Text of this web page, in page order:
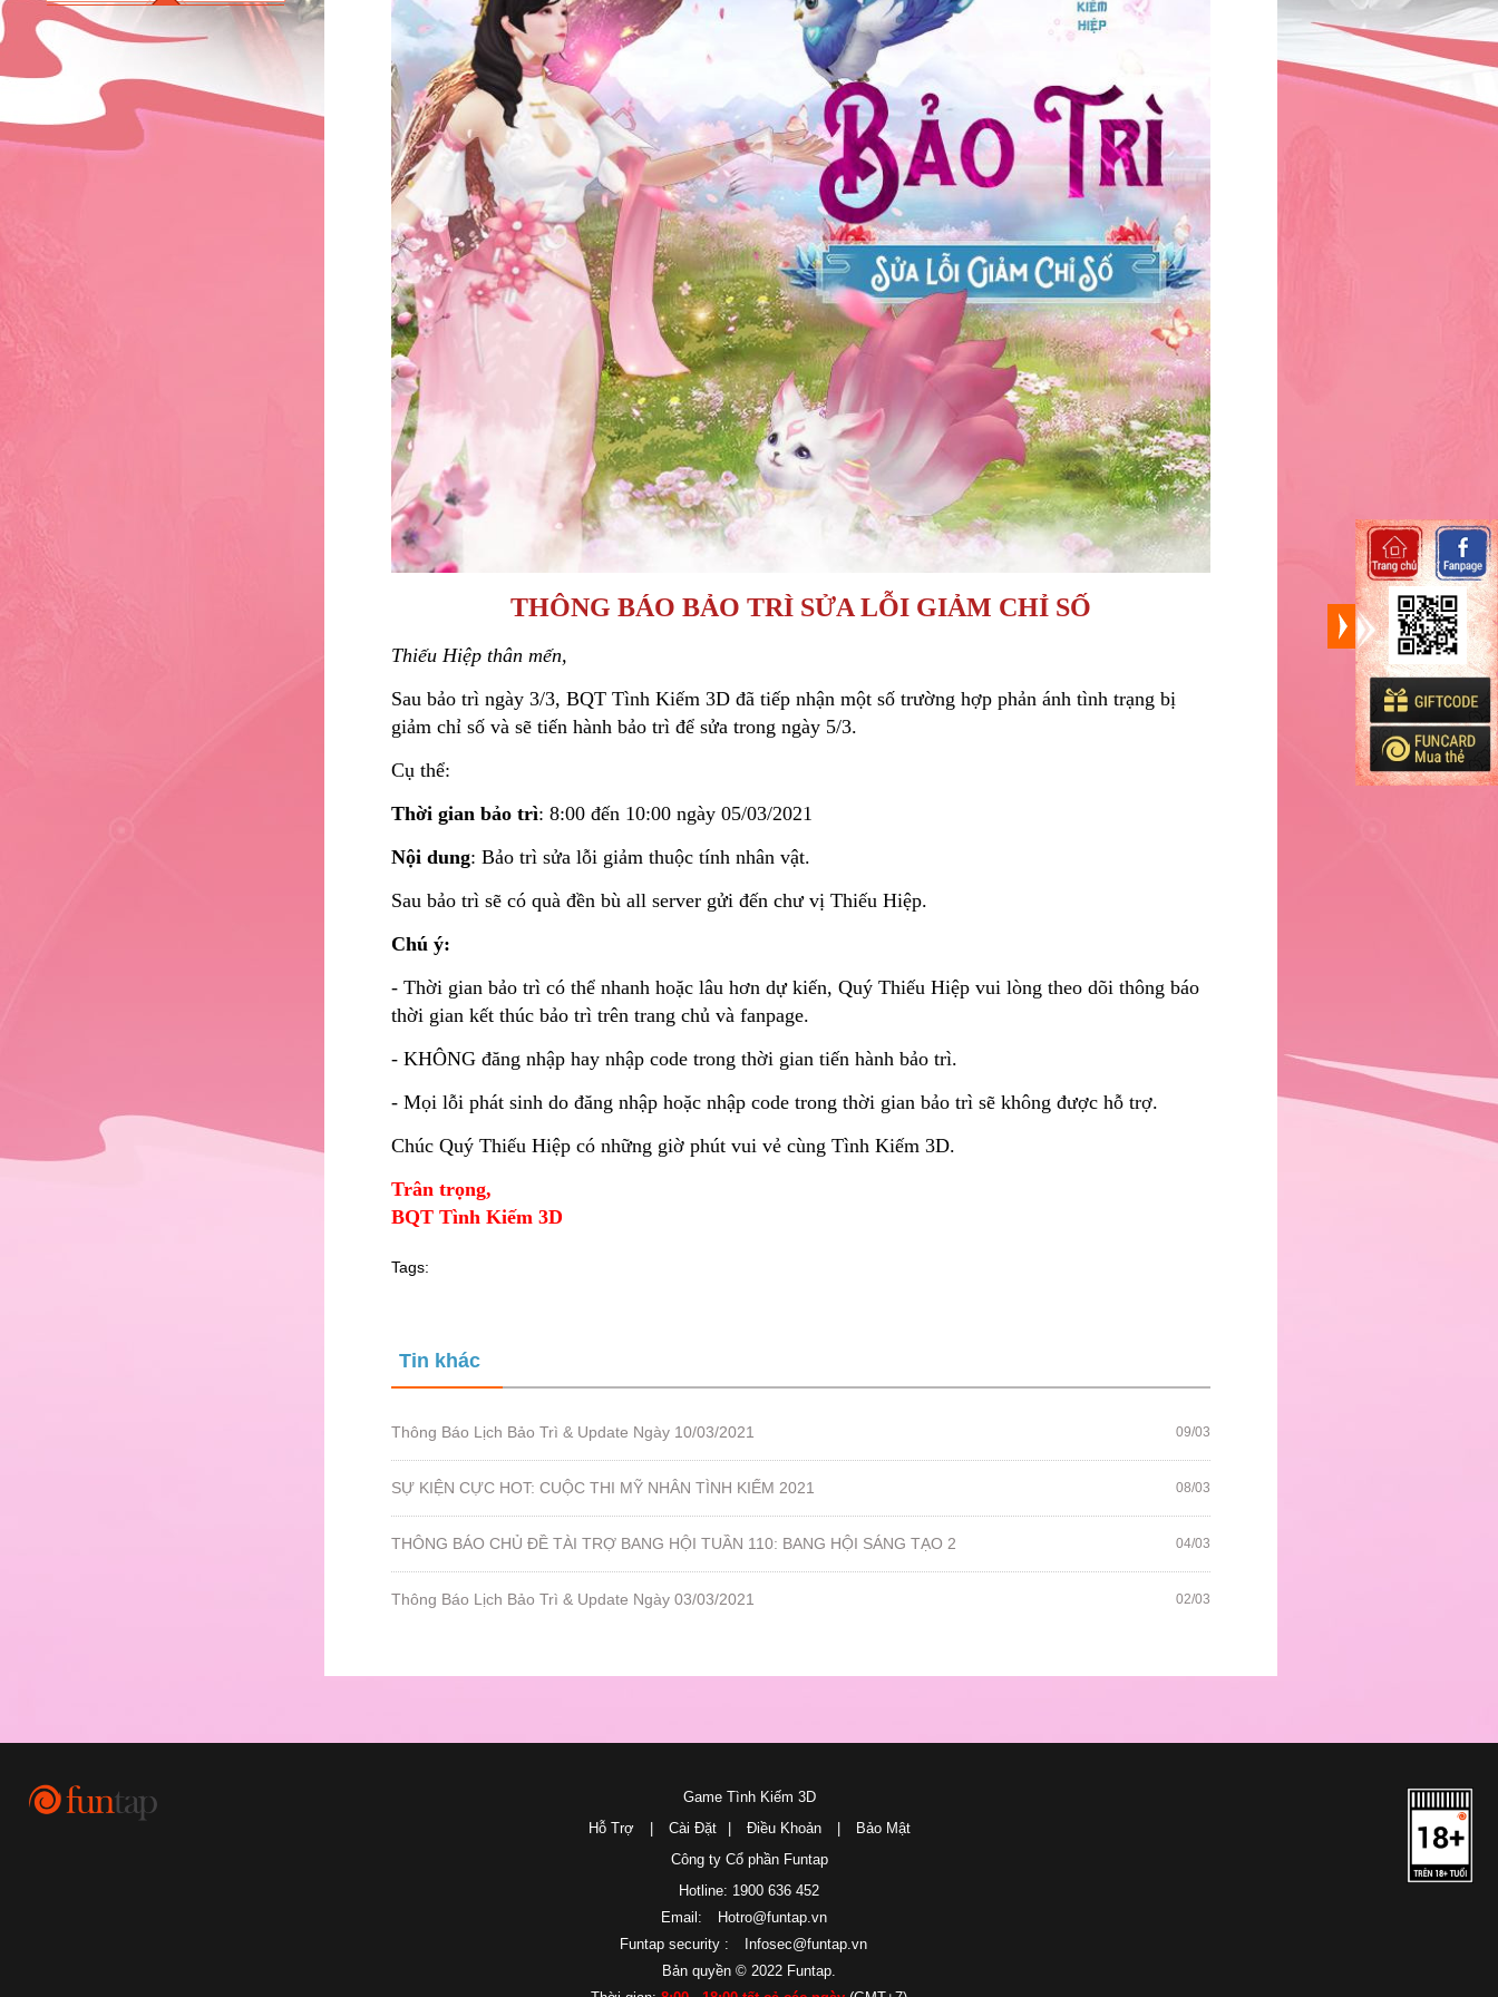
THÔNG BÁO BẢO TRÌ SỬA LỖI GIẢM CHỈ SỐ
Thiếu Hiệp thân mến,
Sau bảo trì ngày 3/3, BQT Tình Kiếm 3D đã tiếp nhận một số trường hợp phản ánh tình trạng bị
giảm chỉ số và sẽ tiến hành bảo trì để sửa trong ngày 5/3.
Cụ thể:
Thời gian bảo trì: 8:00 đến 10:00 ngày 05/03/2021
Nội dung: Bảo trì sửa lỗi giảm thuộc tính nhân vật.
Sau bảo trì sẽ có quà đền bù all server gửi đến chư vị Thiếu Hiệp.
Chú ý:
- Thời gian bảo trì có thể nhanh hoặc lâu hơn dự kiến, Quý Thiếu Hiệp vui lòng theo dõi thông báo
thời gian kết thúc bảo trì trên trang chủ và fanpage.
- KHÔNG đăng nhập hay nhập code trong thời gian tiến hành bảo trì.
- Mọi lỗi phát sinh do đăng nhập hoặc nhập code trong thời gian bảo trì sẽ không được hỗ trợ.
Chúc Quý Thiếu Hiệp có những giờ phút vui vẻ cùng Tình Kiếm 3D.
Trân trọng,
BQT Tình Kiếm 3D
Tags:
Tin khác
Thông Báo Lịch Bảo Trì & Update Ngày 10/03/2021 09/03
SỰ KIỆN CỰC HOT: CUỘC THI MỸ NHÂN TÌNH KIẾM 2021 08/03
THÔNG BÁO CHỦ ĐỀ TÀI TRỢ BANG HỘI TUẦN 110: BANG HỘI SÁNG TẠO 2 04/03
Thông Báo Lịch Bảo Trì & Update Ngày 03/03/2021 02/03
Game Tình Kiếm 3D
Hỗ Trợ
Cài Đặt Điều Khoản
Bảo Mật
Công ty Cổ phần Funtap
Hotline: 1900 636 452
Email:
Hotro@funtap.vn
Funtap security :
Infosec@funtap.vn
Bản quyền © 2022 Funtap.